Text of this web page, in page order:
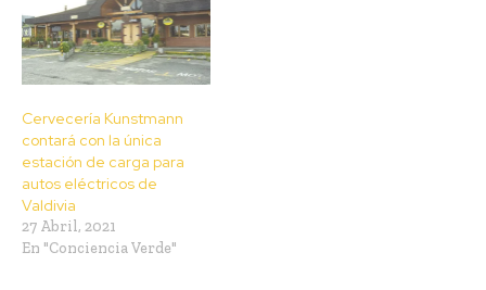
Cervecería Kunstmann
contará con la única
estación de carga para
autos eléctricos de
Valdivia
27 Abril, 2021
En "Conciencia Verde"